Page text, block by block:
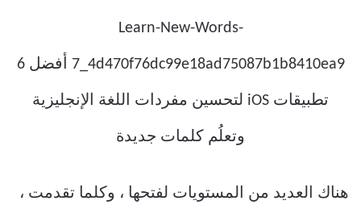
هناك العديد من المستويات لفتحها ، وكلما تقدمت ،